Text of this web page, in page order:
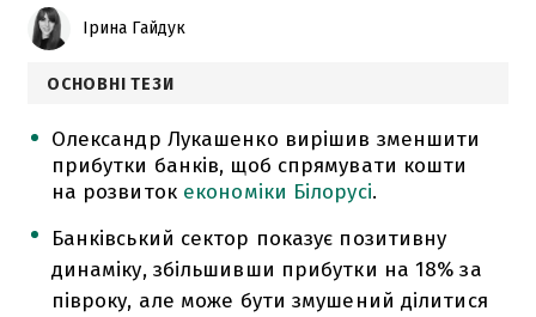
Ірина Гайдук
ОСНОВНІ ТЕЗИ
Олександр Лукашенко вирішив зменшити
прибутки банків, щоб спрямувати кошти
на розвиток економіки Білорусі.
Банківський сектор показує позитивну
динаміку, збільшивши прибутки на 18% за
півроку, але може бути змушений ділитися